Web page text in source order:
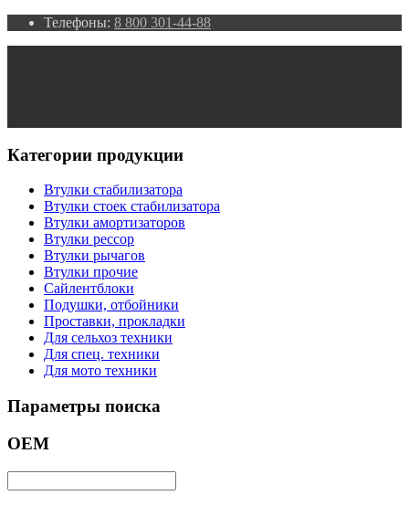
Телефоны: 8 800 301-44-88
Категории продукции
Втулки стабилизатора
Втулки стоек стабилизатора
Втулки амортизаторов
Втулки рессор
Втулки рычагов
Втулки прочие
Сайлентблоки
Подушки, отбойники
Проставки, прокладки
Для сельхоз техники
Для спец. техники
Для мото техники
Параметры поиска
ОЕМ